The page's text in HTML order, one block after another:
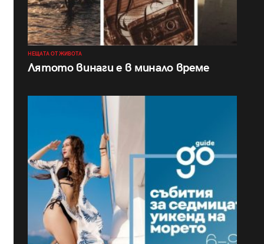
НЕЩАТА ОТ ЖИВОТА
Лятото винаги е в минало време